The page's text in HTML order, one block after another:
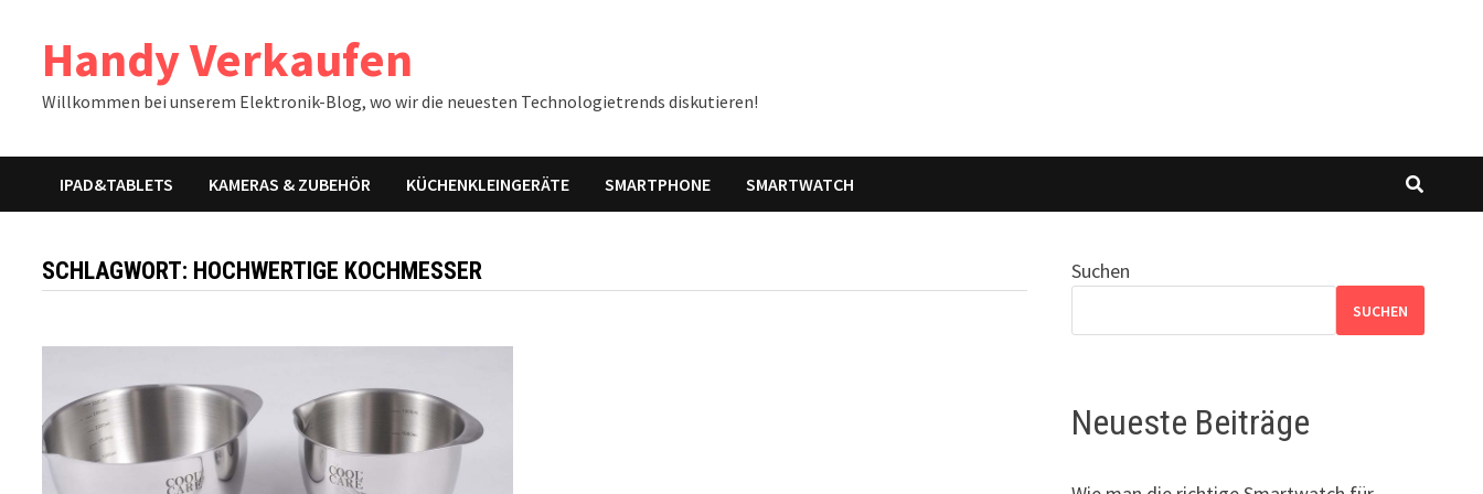
Inhalt
springenHandy Verkaufen
Willkommen bei unserem Elektronik-Blog, wo wir die neuesten Technologietrends diskutieren!
IPAD&TABLETS KAMERAS & ZUBEHÖR KÜCHENKLEINGERÄTE SMARTPHONE SMARTWATCH
SCHLAGWORT: HOCHWERTIGE KOCHMESSER Suchen
SUCHEN
Neueste Beiträge